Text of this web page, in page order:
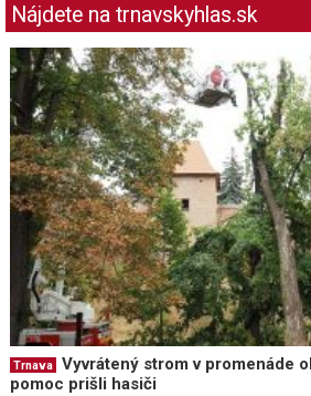
Nájdete na trnavskyhlas.sk
Trnava
Vyvrátený strom v promenáde
pomoc prišli hasiči